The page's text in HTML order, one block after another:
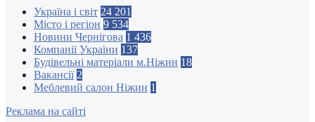
Україна і світ 24 201
Місто і регіон 9 534
Новини Чернігова 1 436
Компанії України 137
Будівельні матеріали м.Ніжин 18
Вакансії 2
Меблевий салон Ніжин 1
Реклама на сайті